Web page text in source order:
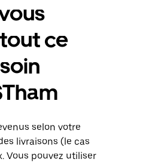
ce
selon votre
livraisons (le cas
Vous pouvez utiliser